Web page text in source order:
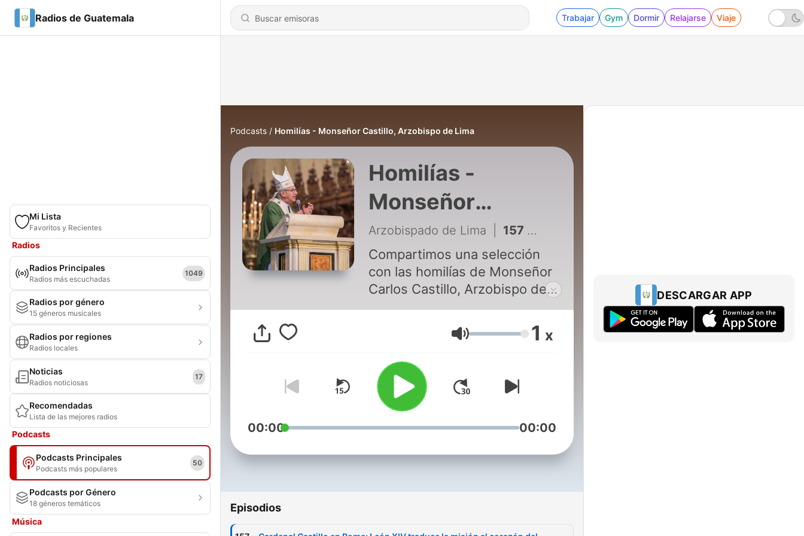
Radios de Guatemala Trabajar Gym Dormir Relajarse Viaje
Mi Lista
Favoritos y Recientes
Radios
Radios Principales
Radios más escuchadas
1049
Radios por género
15 géneros musicales
Radios por regiones
Radios locales
Noticias
Radios noticiosas
17
Recomendadas
Lista de las mejores radios
Podcasts
Podcasts Principales
Podcasts más populares
50
Podcasts por Género
18 géneros temáticos
Música
Podcasts Homilías - Monseñor Castillo, Arzobispo de Lima
Homilías -
Monseñor
Castillo,
Arzobispo de
Lima
Arzobispado de Lima 157 - Cardenal Castillo en Roma: León XIV traduce la misión al corazón del papado
Compartimos una selección
con las homilías de Monseñor
Carlos Castillo, Arzobispo de
Lima y Primado del Perú. Cada
semana publicaremos un
nuevo sermón.
Volumen 1 x
00:00 00:00
Episodios
DESCARGAR APP